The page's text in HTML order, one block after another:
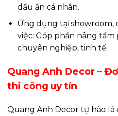
dấu ấn cá nhân.
Ứng dụng tại showroom,
việc: Góp phần nâng
chuyên nghiệp, tinh tế.
Quang Anh Decor –
thi công uy tín
Quang Anh Decor tự hào là